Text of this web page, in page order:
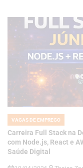
POSTED
IN
VAGAS DE EMPREGO
Carreira Full Stack na
com Node.js, React e
Saúde Digital
on
18/04/2026 Thaisa